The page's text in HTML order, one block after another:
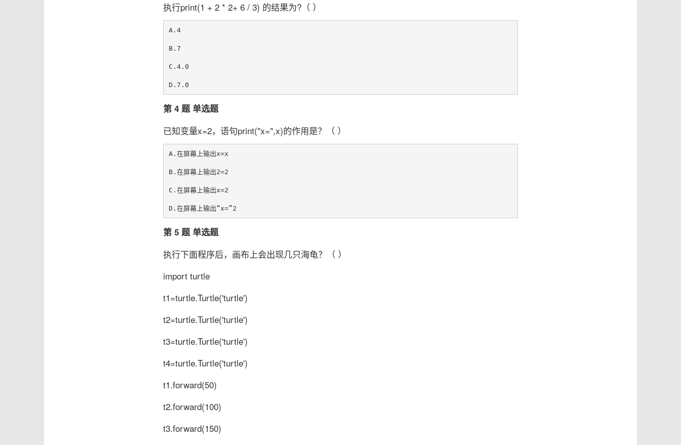
执行print(1 + 2 * 2+ 6 / 3) 的结果为?（ ）
A.4
B.7
C.4.0
第 4 题 单选题
已知变量x=2，语句print("x=",x)的作用是？（ ）
A.在屏幕上输出x=x
B.在屏幕上输出2=2
C.在屏幕上输出x=2
第 5 题 单选题
执行下面程序后，画布上会出现几只海龟？（ ）
import turtle
t1=turtle.Turtle('turtle')
t2=turtle.Turtle('turtle')
t3=turtle.Turtle('turtle')
t4=turtle.Turtle('turtle')
t1.forward(50)
t2.forward(100)
t3.forward(150)